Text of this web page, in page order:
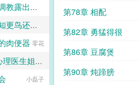
第78章 相配
第82章 勇猛得很
第86章 豆腐煲
第90章 炖蹄膀
强奸破处白天鹅舞蹈生，然后调教露出狂紫发白丝美少女！
wxwhjdn
在媚黑模因病毒的侵染之下，知更鸟还是恶堕成了黑爹的媚黑母猪
人头木321
肉便器 零花
背德的欲望--女神教授岳母，心理医生姐姐，美艳强势律师妈妈，校花女友
一柱擎天
小磊子